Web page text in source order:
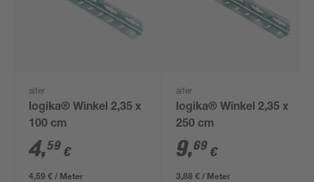
alfer
logika® Winkel 2,35 x
100 cm
4,59 €
4,59 € / Meter
alfer
logika® Winkel 2,35 x
250 cm
9,69 €
3,88 € / Meter